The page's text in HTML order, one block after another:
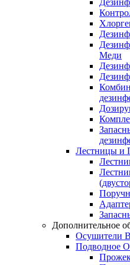
Меди
Лестницы и
Дополнительное
Осушители
Подводное